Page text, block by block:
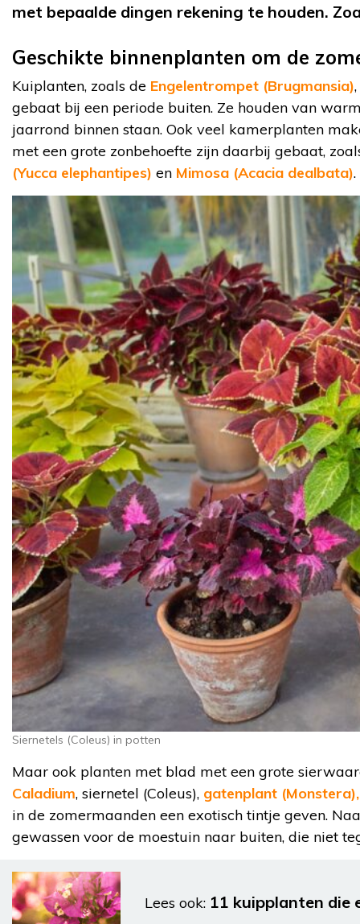
met bepaalde dingen rekening te houden.
Geschikte binnenplanten om de
Kuiplanten, zoals de Engelentrompet (Brugmansia),
gebaat bij een periode buiten. Ze houden van
jaarrond binnen staan. Ook veel kamerplanten
met een grote zonbehoefte zijn daarbij gebaat,
(Yucca elephantipes) en Mimosa (Acacia dealbata).
Siernetels (Coleus) in potten
Maar ook planten met blad met een grote
Caladium, siernetel (Coleus), gatenplant (Monstera),
in de zomermaanden een exotisch tintje geven.
gewassen voor de moestuin naar buiten, die niet
Lees ook: 11 kuipplanten die